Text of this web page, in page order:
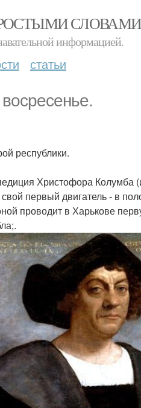
СЛОВАМИ
информацией.
статьи
республики.
Христофора Колумба
первый двигатель - в
проводит в Харькове